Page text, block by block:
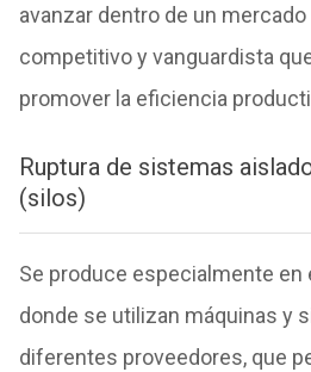
avanzar dentro de un
competitivo y vanguardista
promover la eficiencia
Ruptura de sistemas
(silos)
Se produce especialmente en
donde se utilizan máquinas y
diferentes proveedores, que